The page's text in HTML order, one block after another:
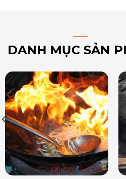
DANH MỤC SẢN